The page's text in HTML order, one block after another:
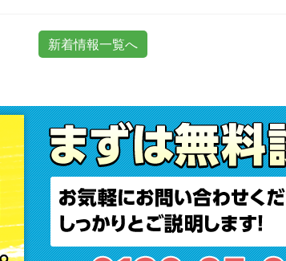
新着情報一覧へ